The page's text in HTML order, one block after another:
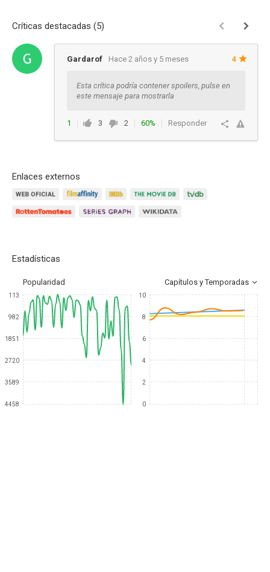
Críticas destacadas (5)
Gardarof Hace 2 años y 5 meses 4
Esta crítica podría contener spoilers, pulse en
este mensaje para mostrarla
1 3 2 60% Responder
Enlaces externos
Estadísticas
Popularidad Capítulos y Temporadas
113
982
1851
2720
3589
4458
10
8
6
4
2
0